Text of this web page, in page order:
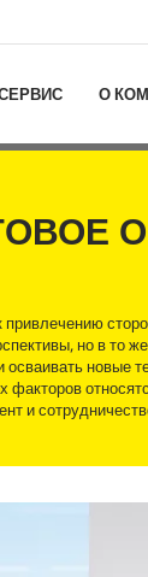
О
но в то
осваивать
и